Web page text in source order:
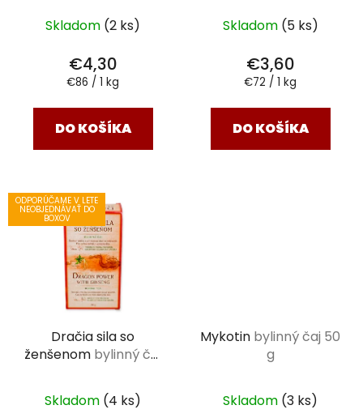
Skladom (2 ks)
€4,30
Jednotková
€86 / 1 kg
DO KOŠÍKA
Skladom (5 ks)
€3,60
Jednotková
€72 / 1 kg
DO KOŠÍKA
ODPORÚČAME V LETE
NEOBJEDNÁVAŤ DO
BOXOV
Dračia sila so
ženšenom bylinný čaj
Skladom (4 ks)
Mykotin bylinný čaj 50
g
Skladom (3 ks)